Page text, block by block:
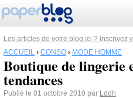
Les articles de votre blog ici ? Inscrivez
ACCUEIL › CONSO › MODE HOMME
Boutique de lingerie
tendances
Publié le 01 octobre 2010 par Lddh